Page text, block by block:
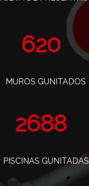
765
MUROS GUNITADOS
3319
PISCINAS GUNITADAS